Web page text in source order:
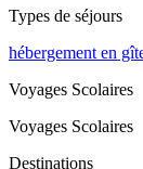
Types de séjours
hébergement en
Voyages Scolaires
Voyages Scolaires
Destinations